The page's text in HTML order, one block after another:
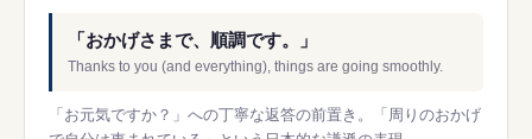
「おかげさまで、順調です。」
Thanks to you (and everything), things are going smoothly.
「お元気ですか？」への丁寧な返答の前置き。「周りのおかげ